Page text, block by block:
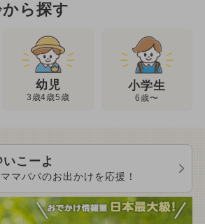
ら探す
幼児
3歳4歳5歳
小学生
6歳〜
こーよ
マパパのお出かけを応援！